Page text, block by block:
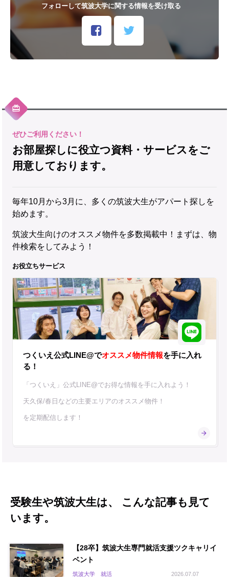
フォローして筑波大学に関する情報を受け取る
お部屋探しに役立つ資料・サービスをご
用意しております。
毎年10月から3月に、多くの筑波大生がアパート探しを
始めます。
筑波大生向けのオススメ物件を多数掲載中！まずは、物
件検索をしてみよう！
お役立ちサービス
つくいえ公式LINE@でオススメ物件情報を手に入れ
る！
「つくいえ」公式LINE@でお得な情報を手に入れよう！
天久保/春日などの主要エリアのオススメ物件！
を定期配信します！
受験生や筑波大生は、 こんな記事も見て
います。
【28卒】筑波大生専門就活支援ツクキャリイ
ベント
2026.07.07
筑波大学 就活